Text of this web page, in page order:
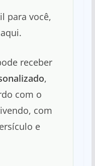
para você,
receber
,
com o
com
e